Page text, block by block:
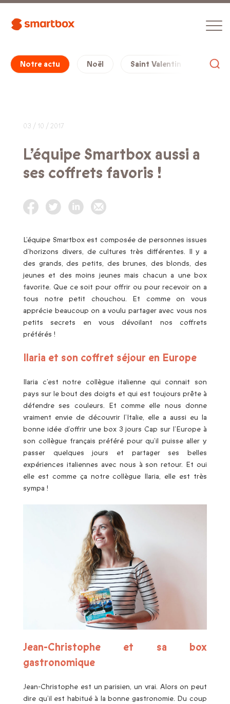
Notre actu Noël Saint Valentin
03 / 10 / 2017
L’équipe Smartbox aussi a
ses coffrets favoris !
L’équipe Smartbox est composée de personnes issues
d’horizons divers, de cultures très différentes. Il y a
des grands, des petits, des brunes, des blonds, des
jeunes et des moins jeunes mais chacun a une box
favorite. Que ce soit pour offrir ou pour recevoir on a
tous notre petit chouchou. Et comme on vous
apprécie beaucoup on a voulu partager avec vous nos
petits secrets en vous dévoilant nos coffrets
préférés !
Ilaria et son coffret séjour en Europe
Ilaria c’est notre collègue italienne qui connait son
pays sur le bout des doigts et qui est toujours prête à
défendre ses couleurs. Et comme elle nous donne
vraiment envie de découvrir l’Italie, elle a aussi eu la
bonne idée d’offrir une box 3 jours Cap sur l’Europe à
son collègue français préféré pour qu’il puisse aller y
passer quelques jours et partager ses belles
expériences italiennes avec nous à son retour. Et oui
elle est comme ça notre collègue Ilaria, elle est très
sympa !
Jean-Christophe et sa box
gastronomique
Jean-Christophe est un parisien, un vrai. Alors on peut
dire qu’il est habitué à la bonne gastronomie. Du coup